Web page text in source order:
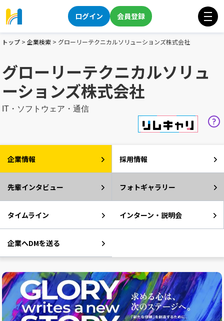
ログイン 会員登録
トップ > 企業検索 > グローリーテクニカルソリューションズ株式会社
グローリーテクニカルソリュ
ーションズ株式会社
IT・ソフトウェア・通信
企業情報 採用情報
先輩インタビュー フォトギャラリー
タイムライン インターン・説明会
企業へDMを送る